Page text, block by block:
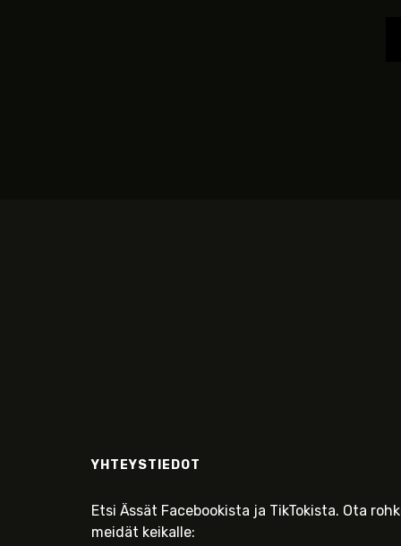
YHTEYSTIEDOT
Etsi Ässät Facebookista ja TikTokista. Ota
meidät keikalle: